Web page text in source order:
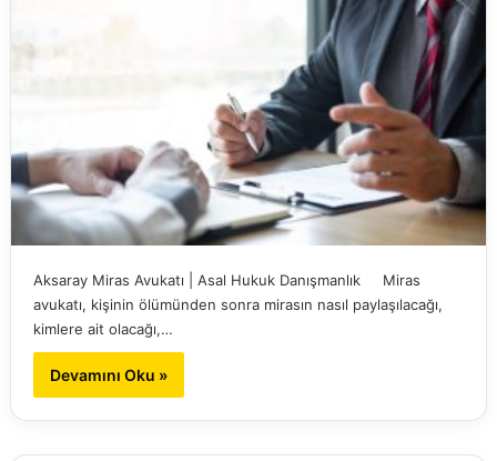
Aksaray Miras Avukatı | Asal Hukuk Danışmanlık Miras
avukatı, kişinin ölümünden sonra mirasın nasıl paylaşılacağı,
kimlere ait olacağı,…
Devamını Oku »